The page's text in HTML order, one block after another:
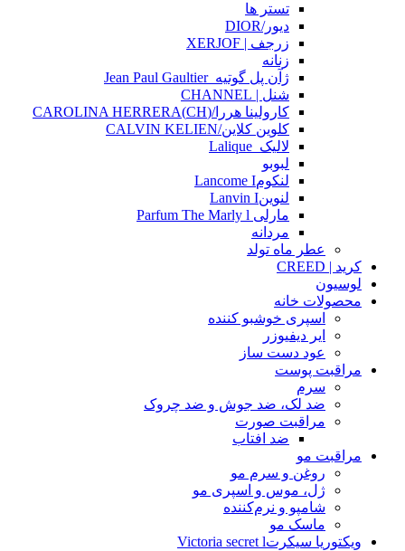
تستر ها
دیور/DIOR
زرجف | XERJOF
زنانه
ژآن پل گوتیه_Jean Paul Gaultier
شنل | CHANNEL
کارولینا هررا/(CH)CAROLINA HERRERA
کلوین کلاین/CALVIN KELIEN
لالیک_Lalique
لبوبو
لنکومLancome I
لنوینLanvin I
مارلی Parfum The Marly l
مردانه
عطر ماه تولد
کرید | CREED
لوسیون
محصولات خانه
اسپری خوشبو کننده
ایر دیفیوزر
عود دست ساز
مراقبت پوست
سرم
ضد لک، ضد جوش و ضد چروک
مراقبت صورت
ضد افتاب
مراقبت مو
روغن و سرم مو
ژل، موس و اسپری مو
شامپو و نرم‌کننده
ماسک مو
ویکتوریا سیکرتVictoria secret l